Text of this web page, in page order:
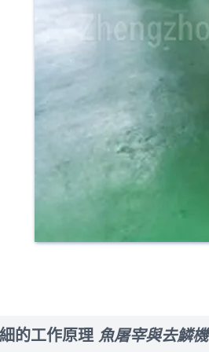
的工作原理 魚屠宰與去鱗機